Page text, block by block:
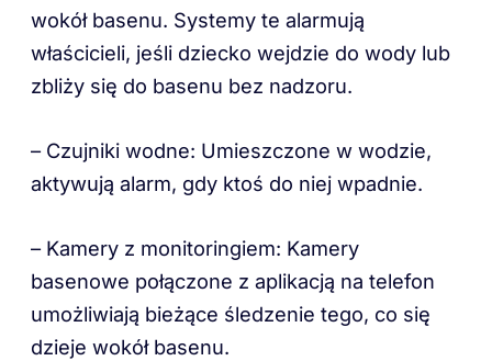
wokół basenu. Systemy te alarmują
właścicieli, jeśli dziecko wejdzie do wody lub
zbliży się do basenu bez nadzoru.
– Czujniki wodne: Umieszczone w wodzie,
aktywują alarm, gdy ktoś do niej wpadnie.
– Kamery z monitoringiem: Kamery
basenowe połączone z aplikacją na telefon
umożliwiają bieżące śledzenie tego, co się
dzieje wokół basenu.